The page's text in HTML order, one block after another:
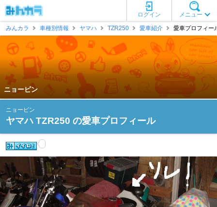
メニュー
ログイン
みんカラ
車種別情報 ヤマハ TZR250 愛車紹介 愛車プロフィー
ニョーピン
ニョーピン
ヤマハ TZR250 の愛車プロフィール